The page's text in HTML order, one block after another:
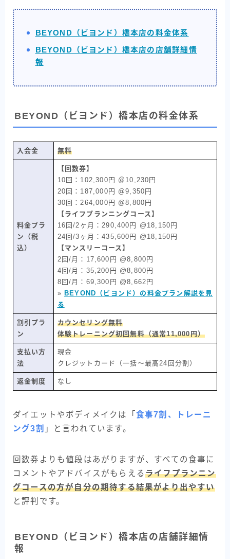
BEYOND（ビヨンド）橋本店の料金体系
BEYOND（ビヨンド）橋本店の店舗詳細情
報
BEYOND（ビヨンド）橋本店の料金体系
入会金 無料
料金プラ
ン（税
込）
【回数券】
10回：102,300円 ＠10,230円
20回：187,000円 @9,350円
30回：264,000円 @8,800円
【ライフプランニングコース】
16回/2ヶ月：290,400円 @18,150円
24回/3ヶ月：435,600円 @18,150円
【マンスリーコース】
2回/月：17,600円 @8,800円
4回/月：35,200円 @8,800円
8回/月：69,300円 @8,662円
» BEYOND（ビヨンド）の料金プラン解説を見
る
割引プラ
ン
カウンセリング無料
体験トレーニング初回無料（通常11,000円）
支払い方
法
現金
クレジットカード（一括〜最高24回分割）
返金制度 なし
ダイエットやボディメイクは「 食事7割、トレーニ
ング3割 」と言われています。
回数券よりも値段はあがりますが、すべての食事に
コメントやアドバイスがもらえるライフプランニン
グコースの方が自分の期待する結果がより出やすい
と評判です。
BEYOND（ビヨンド）橋本店の店舗詳細情
報